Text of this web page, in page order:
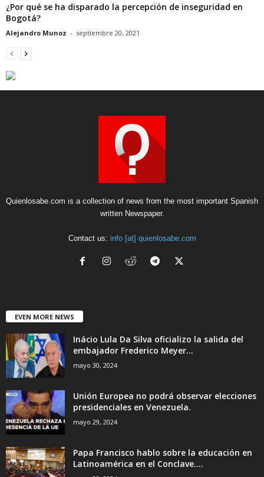
¿Por qué se ha disparado la percepción de inseguridad en
Bogotá?
Alejandro Munoz - septiembre 20, 2021
Quienlosabe.com is a collection of news from the most important Spanish
written Newspaper.
Contact us: info [at] quienlosabe.com
EVEN MORE NEWS
Inácio Lula Da Silva oficializo la salida del
embajador Frederico Meyer...
mayo 30, 2024
Unión Europea no podrá observar elecciones
presidenciales en Venezuela.
mayo 29, 2024
Papa Francisco hablo sobre la educación en
Latinoamérica en el Conclave....